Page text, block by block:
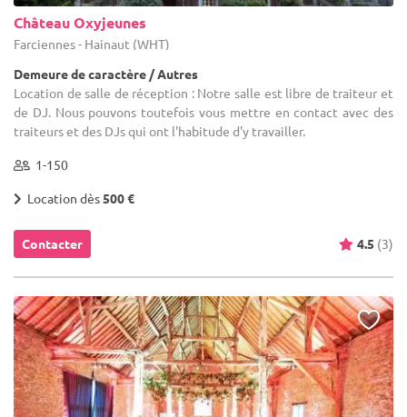
Château Oxyjeunes
Farciennes - Hainaut (WHT)
Demeure de caractère / Autres
Location de salle de réception : Notre salle est libre de traiteur et
de DJ. Nous pouvons toutefois vous mettre en contact avec des
traiteurs et des DJs qui ont l'habitude d'y travailler.
1-150
Location dès500 €
Contacter 4.5 (3)